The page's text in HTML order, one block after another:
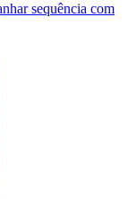
sequência com